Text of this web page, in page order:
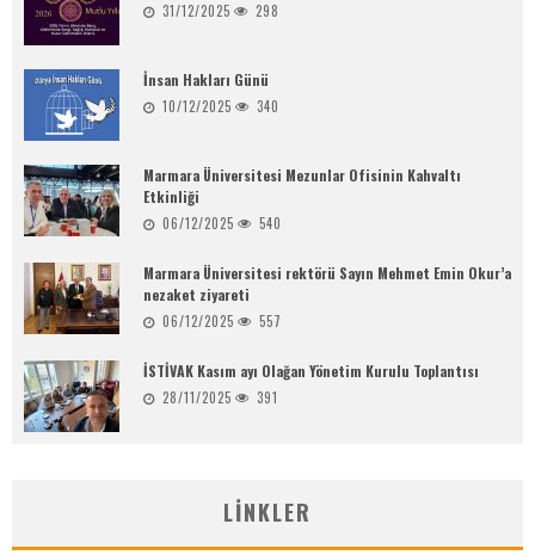
31/12/2025 298
İnsan Hakları Günü
10/12/2025 340
Marmara Üniversitesi Mezunlar Ofisinin Kahvaltı
Etkinliği
06/12/2025 540
Marmara Üniversitesi rektörü Sayın Mehmet Emin Okur’a
nezaket ziyareti
06/12/2025 557
İSTİVAK Kasım ayı Olağan Yönetim Kurulu Toplantısı
28/11/2025 391
LINKLER